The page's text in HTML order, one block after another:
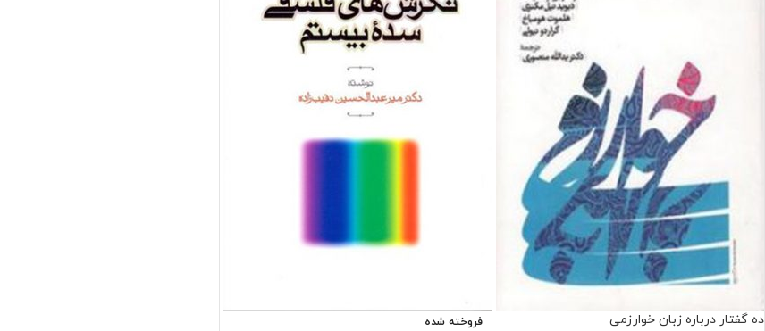
ده گفتار درباره زبان خوارزمی فروخته شده